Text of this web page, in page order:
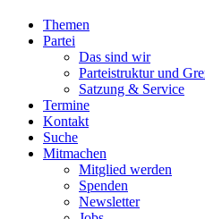
Themen
Partei
Das sind wir
Parteistruktur und
Satzung & Service
Termine
Kontakt
Suche
Mitmachen
Mitglied werden
Spenden
Newsletter